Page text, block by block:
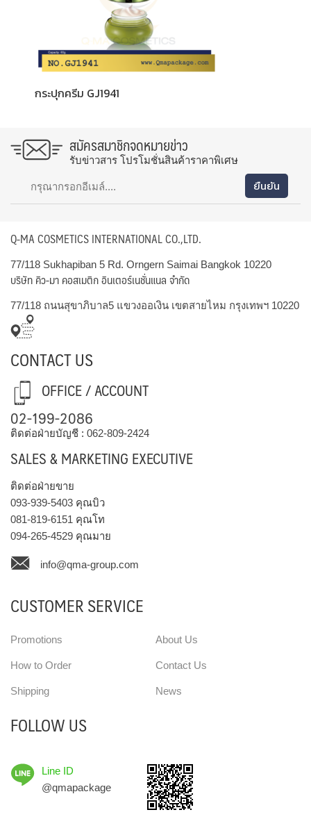
กระปุกครีม GJ1941
สมัครสมาชิกจดหมายข่าว
รับข่าวสาร โปรโมชั่นสินค้าราคาพิเศษ
Q-MA COSMETICS INTERNATIONAL CO.,LTD.
77/118 Sukhapiban 5 Rd. Orngern Saimai Bangkok 10220
บริษัท คิว-มา คอสเมติก อินเตอร์เนชั่นแนล จำกัด
77/118 ถนนสุขาภิบาล5 แขวงออเงิน เขตสายไหม กรุงเทพฯ 10220
CONTACT US
OFFICE / ACCOUNT
02-199-2086
ติดต่อฝ่ายบัญชี : 062-809-2424
SALES & MARKETING EXECUTIVE
ติดต่อฝ่ายขาย
093-939-5403 คุณบิว
081-819-6151 คุณโท
094-265-4529 คุณมาย
info@qma-group.com
CUSTOMER SERVICE
Promotions
How to Order
Shipping
About Us
Contact Us
News
FOLLOW US
Line ID
@qmapackage